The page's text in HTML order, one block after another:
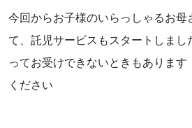
今回からお子様のいらっしゃるお母
て、託児サービスもスタートしま
ってお受けできないときもあり
ください